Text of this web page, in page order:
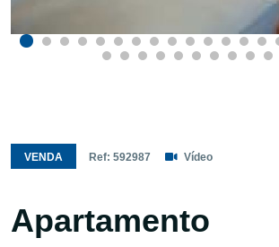
VENDA Ref: 592987 Vídeo
Apartamento